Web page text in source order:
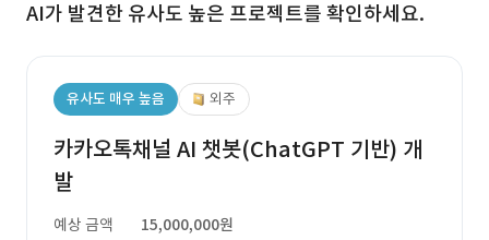
AI가 발견한 유사도 높은 프로젝트를 확인하세요.
유사도 매우 높음 외주
카카오톡채널 AI 챗봇(ChatGPT 기반) 개
발
예상 금액
15,000,000원